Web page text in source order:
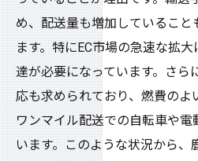
め、配送量も増加していること
ます。特にEC市場の急速な拡
達が必要になっています。さら
応も求められており、燃費のよ
ワンマイル配送での自転車や電
います。このような状況から、